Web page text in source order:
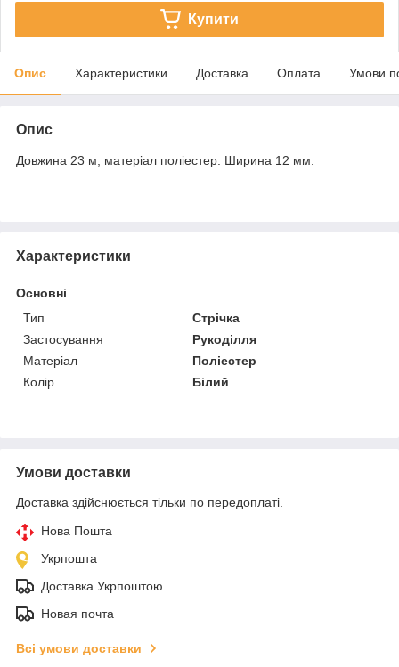
Купити
Опис Характеристики Доставка Оплата Умови
Опис
Довжина 23 м, матеріал поліестер. Ширина 12 мм.
Характеристики
Основні
Тип
Стрічка
Застосування
Рукоділля
Матеріал
Поліестер
Колір
Білий
Умови доставки
Доставка здійснюється тільки по передоплаті.
Нова Пошта
Укрпошта
Доставка Укрпоштою
Новая почта
Всі умови доставки